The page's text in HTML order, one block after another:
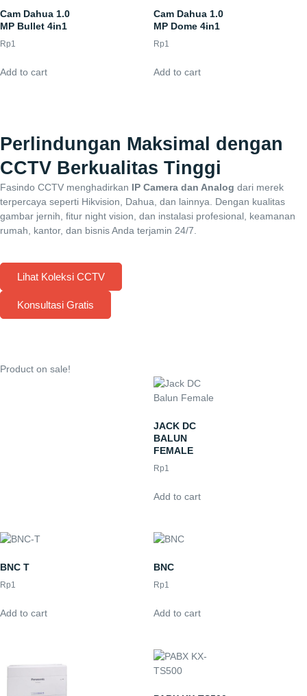
Cam Dahua 1.0
MP Bullet 4in1
Rp1
Add to cart
Cam Dahua 1.0
MP Dome 4in1
Rp1
Add to cart
Perlindungan Maksimal dengan
CCTV Berkualitas Tinggi
Fasindo CCTV menghadirkan IP Camera dan Analog dari merek
terpercaya seperti Hikvision, Dahua, dan lainnya. Dengan kualitas
gambar jernih, fitur night vision, dan instalasi profesional, keamanan
rumah, kantor, dan bisnis Anda terjamin 24/7.
Lihat Koleksi CCTV
Konsultasi Gratis
Product on sale!
JACK DC
BALUN
FEMALE
Rp1
Add to cart
BNC T
Rp1
Add to cart
BNC
Rp1
Add to cart